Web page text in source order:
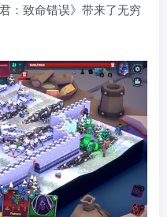
：致命错误》带来了无穷